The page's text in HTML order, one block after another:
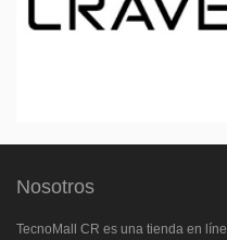
Nosotros
TecnoMall CR es una tienda en